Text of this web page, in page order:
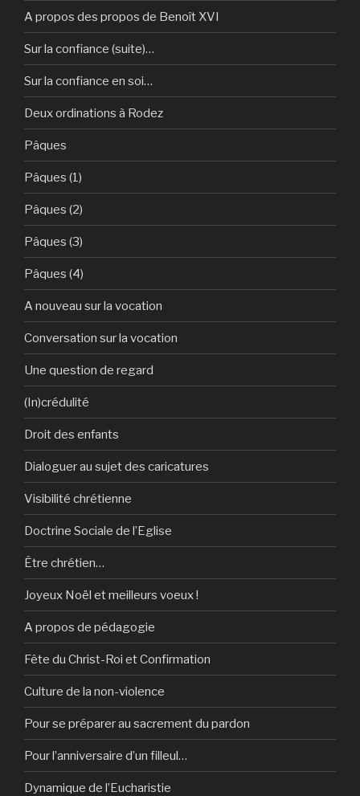
A propos des propos de Benoît XVI
Sur la confiance (suite)…
Sur la confiance en soi…
Deux ordinations à Rodez
Pâques
Pâques (1)
Pâques (2)
Pâques (3)
Pâques (4)
A nouveau sur la vocation
Conversation sur la vocation
Une question de regard
(In)crédulité
Droit des enfants
Dialoguer au sujet des caricatures
Visibilité chrétienne
Doctrine Sociale de l’Eglise
Être chrétien…
Joyeux Noël et meilleurs voeux !
A propos de pédagogie
Fête du Christ-Roi et Confirmation
Culture de la non-violence
Pour se préparer au sacrement du pardon
Pour l’anniversaire d’un filleul…
Dynamique de l’Eucharistie